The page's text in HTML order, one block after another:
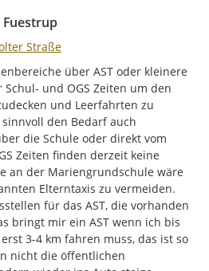
Straße
über AST oder kleinere
und OGS Zeiten um den
und Leerfahrten zu
den Bedarf auch
die Schule oder direkt vom
Zeiten finden derzeit keine
an der Mariengrundschule wäre
Elterntaxis zu vermeiden.
für das AST, die vorhanden
bringt mir ein AST wenn ich bis
3-4 km fahren muss, das ist so
nicht die öffentlichen